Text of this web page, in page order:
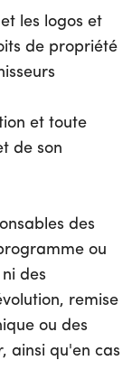
les logos et
de propriété
et toute
de son
des
ou
des
remise
ou des
ainsi qu'en cas